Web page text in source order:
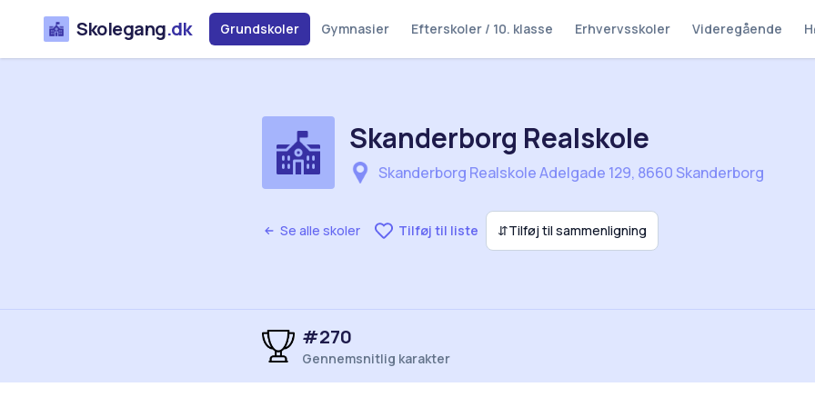
Skolegang.dk Grundskoler Gymnasier Efterskoler / 10. klasse Erhvervsskoler Videregående
Se alle skoler Tilføj til liste ⇵Tilføj til sammenligning
Skanderborg Realskole
Skanderborg Realskole Adelgade 129, 8660 Skanderborg
#270
Gennemsnitlig karakter